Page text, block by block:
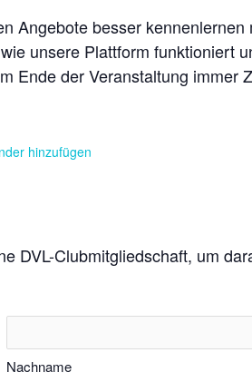
Angebote besser
unsere Plattform funktioniert
Ende der Veranstaltung immer
hinzufügen
DVL-Clubmitgliedschaft, um
Nachname